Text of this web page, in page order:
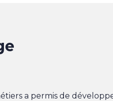
a permis de